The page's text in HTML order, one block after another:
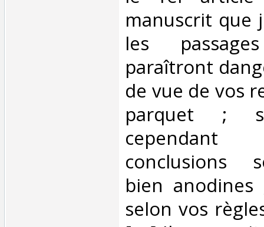
manuscrit que
les
paraîtront
de vue de vos
parquet ;
conclusions
bien anodines
selon vos